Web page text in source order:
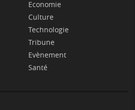
Economie
Culture
Technologie
Tribune
Evènement
Santé